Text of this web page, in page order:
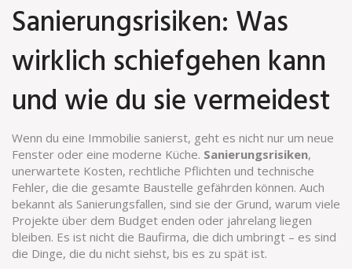
Sanierungsrisiken: Was
wirklich schiefgehen kann
und wie du sie vermeidest
Wenn du eine Immobilie sanierst, geht es nicht nur um neue
Fenster oder eine moderne Küche. Sanierungsrisiken,
unerwartete Kosten, rechtliche Pflichten und technische
Fehler, die die gesamte Baustelle gefährden können. Auch
bekannt als Sanierungsfallen, sind sie der Grund, warum viele
Projekte über dem Budget enden oder jahrelang liegen
bleiben. Es ist nicht die Baufirma, die dich umbringt – es sind
die Dinge, die du nicht siehst, bis es zu spät ist.